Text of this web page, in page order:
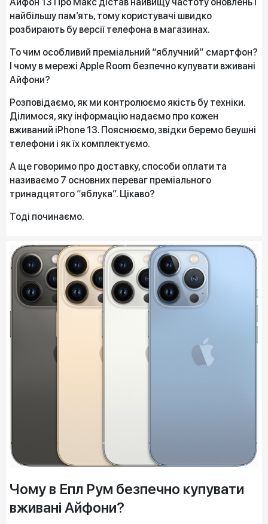
найбільшу пам’ять, тому користувачі швидко
розбирають бу версії телефона в магазинах.
То чим особливий преміальний “яблучний” смартфон?
І чому в мережі Apple Room безпечно купувати вживані
Айфони?
Розповідаємо, як ми контролюємо якість бу техніки.
Ділимося, яку інформацію надаємо про кожен
вживаний iPhone 13. Пояснюємо, звідки беремо беушні
телефони і як їх комплектуємо.
А ще говоримо про доставку, способи оплати та
називаємо 7 основних переваг преміального
тринадцятого “яблука”. Цікаво?
Тоді починаємо.
Чому в Епл Рум безпечно купувати
вживані Айфони?